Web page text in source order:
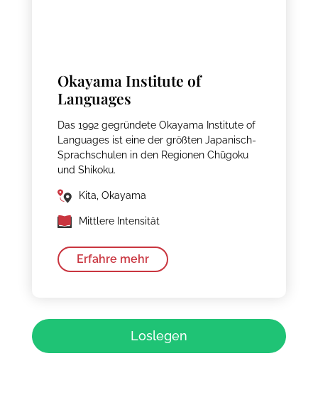
Okayama Institute of
Languages
Das 1992 gegründete Okayama Institute of
Languages ist eine der größten Japanisch-
Sprachschulen in den Regionen Chūgoku
und Shikoku.
Kita, Okayama
Mittlere Intensität
Erfahre mehr
Loslegen